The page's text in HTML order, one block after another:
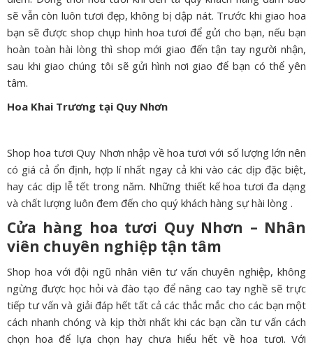
sẽ vẫn còn luôn tươi đẹp, không bị dập nát. Trước khi giao hoa
bạn sẽ được shop chụp hình hoa tươi để gửi cho bạn, nếu bạn
hoàn toàn hài lòng thì shop mới giao đến tận tay người nhận,
sau khi giao chúng tôi sẽ gửi hình nơi giao để bạn có thể yên
tâm.
Hoa Khai Trương tại Quy Nhơn
Shop hoa tươi Quy Nhơn nhập về hoa tươi với số lượng lớn nên
có giá cả ổn định, hợp lí nhất ngay cả khi vào các dịp đặc biệt,
hay các dịp lễ tết trong năm. Những thiết kế hoa tươi đa dạng
và chất lượng luôn đem đến cho quý khách hàng sự hài lòng .
Cửa hàng hoa tươi Quy Nhơn – Nhân
viên chuyên nghiệp tận tâm
Shop hoa với đội ngũ nhân viên tư vấn chuyên nghiệp, không
ngừng được học hỏi và đào tạo để nâng cao tay nghề sẽ trực
tiếp tư vấn và giải đáp hết tất cả các thắc mắc cho các bạn một
cách nhanh chóng và kịp thời nhất khi các bạn cần tư vấn cách
chọn hoa để lựa chọn hay chưa hiểu hết về hoa tươi. Với